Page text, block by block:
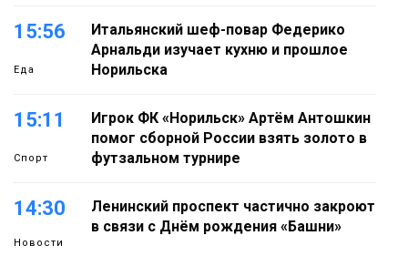
15:56
Еда
Итальянский шеф-повар Федерико
Арнальди изучает кухню и прошлое
Норильска
15:11
Спорт
Игрок ФК «Норильск» Артём Антошкин
помог сборной России взять золото в
футзальном турнире
14:30
Новости
Ленинский проспект частично закроют
в связи с Днём рождения «Башни»